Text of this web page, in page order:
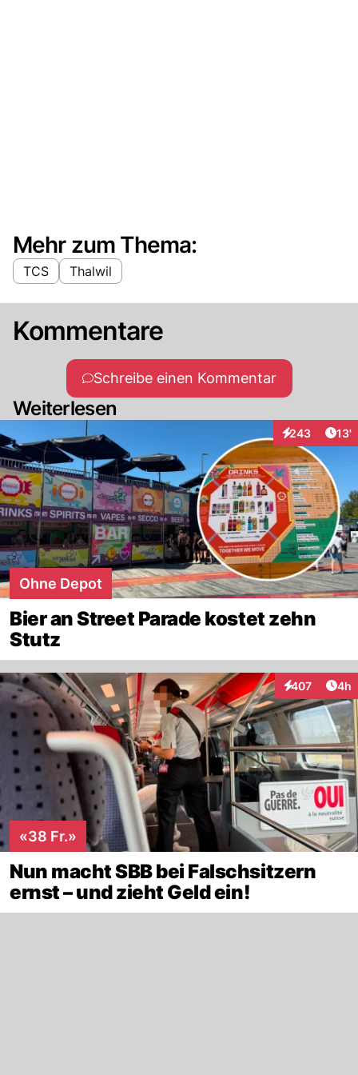
Mehr zum Thema:
TCS Thalwil
Kommentare
Schreibe einen Kommentar
Weiterlesen
243
Interaktionen
13'
Ohne Depot
Bier an Street Parade kostet zehn
Stutz
407
Interaktionen
4h
«38 Fr.»
Nun macht SBB bei Falschsitzern
ernst – und zieht Geld ein!